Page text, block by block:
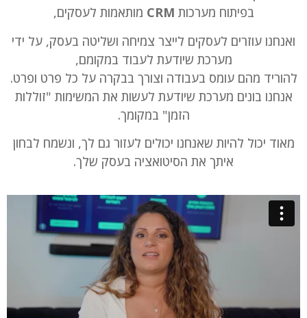
בפיתוח מערכות CRM מותאמות לעסקים,
ואנחנו עוזרים לעסקים לייצר צמיחה ושליטה בעסק, על ידי
מערכת שיודעת לעבוד במקומם,
להוריד מהם עומס בעבודה וצורך בבקרה על כל פרט ופרט.
אנחנו בונים מערכת שיודעת לעשות את המשימות "זוללות
הזמן" במקומך.
מאוד יכול להיות שאנחנו יכולים לעזור גם לך, ונשמח לבחון
איתך את הסיטואציה בעסק שלך.